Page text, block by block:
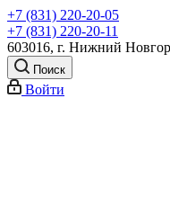
+7 (831) 220-20-05
+7 (831) 220-20-11
603016, г. Нижний
Поиск
Войти